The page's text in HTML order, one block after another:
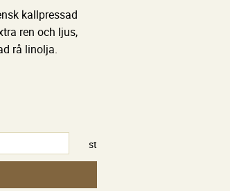
kallpressad
ren och ljus,
rå linolja.
st